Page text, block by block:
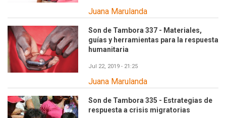
Juana Marulanda
Son de Tambora 337 - Materiales,
guías y herramientas para la respuesta
humanitaria
Jul 22, 2019 - 21:25
Juana Marulanda
Son de Tambora 335 - Estrategias de
respuesta a crisis migratorias